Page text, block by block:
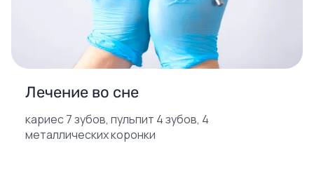
Лечение во сне
кариес 7 зубов, пульпит 4 зубов, 4
металлических коронки